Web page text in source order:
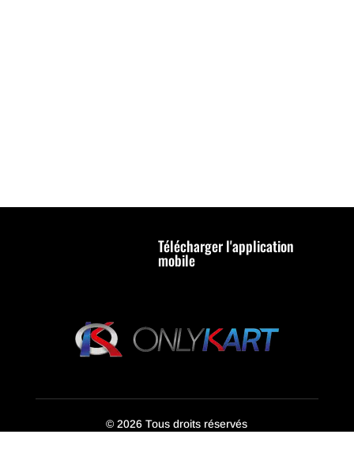
Télécharger l'application
mobile
© 2026 Tous droits réservés